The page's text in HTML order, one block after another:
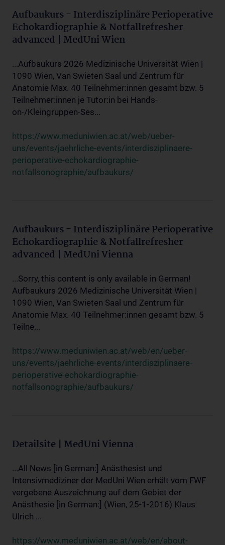
Aufbaukurs - Interdisziplinäre Perioperative
Echokardiographie & Notfallrefresher
advanced | MedUni Wien
...Aufbaukurs 2026 Medizinische Universität Wien |
1090 Wien, Van Swieten Saal und Zentrum für
Anatomie Max. 40 Teilnehmer:innen gesamt bzw. 5
Teilnehmer:innen je Tutor:in bei Hands-
on-/Kleingruppen-Ses...
https://www.meduniwien.ac.at/web/ueber-
uns/events/jaehrliche-events/interdisziplinaere-
perioperative-echokardiographie-
notfallsonographie/aufbaukurs/
Aufbaukurs - Interdisziplinäre Perioperative
Echokardiographie & Notfallrefresher
advanced | MedUni Vienna
...Sorry, this content is only available in German!
Aufbaukurs 2026 Medizinische Universität Wien |
1090 Wien, Van Swieten Saal und Zentrum für
Anatomie Max. 40 Teilnehmer:innen gesamt bzw. 5
Teilne...
https://www.meduniwien.ac.at/web/en/ueber-
uns/events/jaehrliche-events/interdisziplinaere-
perioperative-echokardiographie-
notfallsonographie/aufbaukurs/
Detailsite | MedUni Vienna
...All News [in German:] Anästhesist und
Intensivmediziner der MedUni Wien erhält vom FWF
vergebene Auszeichnung auf dem Gebiet der
Anästhesie [in German:] (Wien, 25-1-2016) Klaus
Ulrich ...
https://www.meduniwien.ac.at/web/en/about-